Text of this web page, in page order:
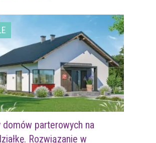
domów parterowych na
Rozwiązanie w